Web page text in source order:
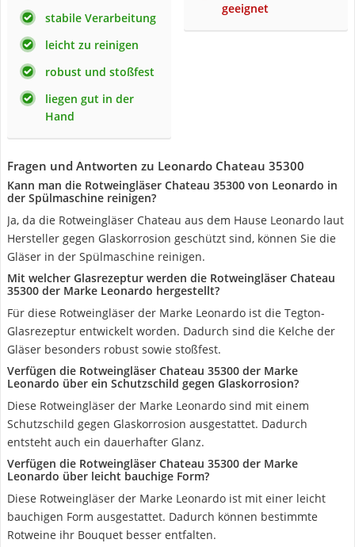
stabile Verarbeitung
leicht zu reinigen
robust und stoßfest
liegen gut in der
Hand
geeignet
Fragen und Antworten zu Leonardo Chateau 35300
Kann man die Rotweingläser Chateau 35300 von Leonardo in
der Spülmaschine reinigen?
Ja, da die Rotweingläser Chateau aus dem Hause Leonardo laut
Hersteller gegen Glaskorrosion geschützt sind, können Sie die
Gläser in der Spülmaschine reinigen.
Mit welcher Glasrezeptur werden die Rotweingläser Chateau
35300 der Marke Leonardo hergestellt?
Für diese Rotweingläser der Marke Leonardo ist die Tegton-
Glasrezeptur entwickelt worden. Dadurch sind die Kelche der
Gläser besonders robust sowie stoßfest.
Verfügen die Rotweingläser Chateau 35300 der Marke
Leonardo über ein Schutzschild gegen Glaskorrosion?
Diese Rotweingläser der Marke Leonardo sind mit einem
Schutzschild gegen Glaskorrosion ausgestattet. Dadurch
entsteht auch ein dauerhafter Glanz.
Verfügen die Rotweingläser Chateau 35300 der Marke
Leonardo über leicht bauchige Form?
Diese Rotweingläser der Marke Leonardo ist mit einer leicht
bauchigen Form ausgestattet. Dadurch können bestimmte
Rotweine ihr Bouquet besser entfalten.